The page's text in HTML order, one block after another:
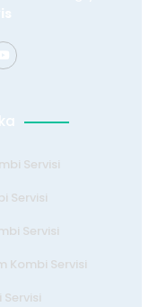
Servisi
Servisi
Servisi
Kombi Servisi
Servisi